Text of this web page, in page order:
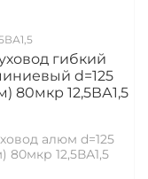
гибкий
d=125
м) 80мкр 12,5ВА1,5
алюм d=125
80мкр 12,5ВА1,5